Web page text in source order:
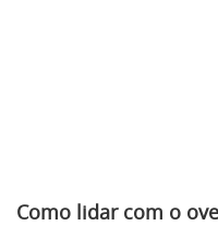
Como lidar com o